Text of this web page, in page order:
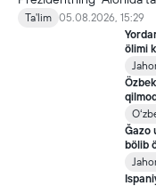
ijtimoiy xizmatlar bilan
bo‘yicha qo‘shimcha
inklyuziv ta’lim
Ta'lim 05.08.2026, 15:29
ölimi
Ğazo
bölib